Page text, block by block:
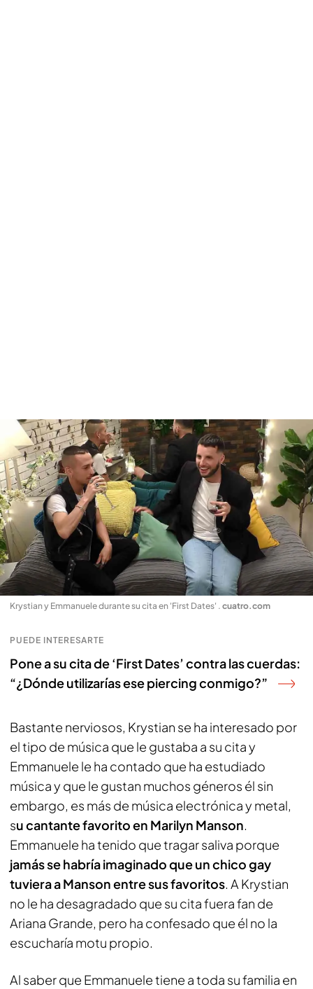
Krystian y Emmanuele durante su cita en 'First Dates' . cuatro.com
PUEDE INTERESARTE
Pone a su cita de ‘First Dates’ contra las cuerdas:
“¿Dónde utilizarías ese piercing conmigo?”
Bastante nerviosos, Krystian se ha interesado por
el tipo de música que le gustaba a su cita y
Emmanuele le ha contado que ha estudiado
música y que le gustan muchos géneros él sin
embargo, es más de música electrónica y metal,
su cantante favorito en Marilyn Manson.
Emmanuele ha tenido que tragar saliva porque
jamás se habría imaginado que un chico gay
tuviera a Manson entre sus favoritos. A Krystian
no le ha desagradado que su cita fuera fan de
Ariana Grande, pero ha confesado que él no la
escucharía motu propio.
Al saber que Emmanuele tiene a toda su familia en